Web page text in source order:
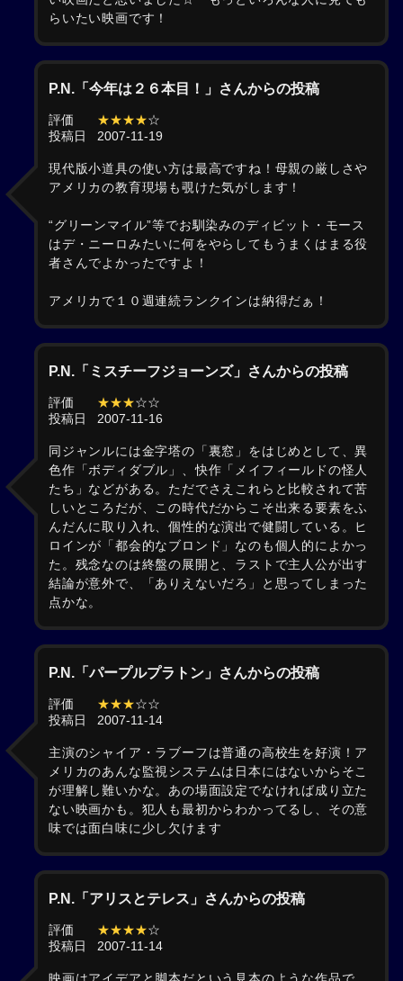
らいたい映画です！
P.N.「今年は２６本目！」さんからの投稿
評価 ★★★★☆
投稿日
2007-11-19
現代版小道具の使い方は最高ですね！母親の厳しさや
アメリカの教育現場も覗けた気がします！
“グリーンマイル”等でお馴染みのディビット・モース
はデ・ニーロみたいに何をやらしてもうまくはまる役
者さんでよかったですよ！
アメリカで１０週連続ランクインは納得だぁ！
P.N.「ミスチーフジョーンズ」さんからの投稿
評価 ★★★☆☆
投稿日
2007-11-16
同ジャンルには金字塔の「裏窓」をはじめとして、異
色作「ボディダブル」、快作「メイフィールドの怪人
たち」などがある。ただでさえこれらと比較されて苦
しいところだが、この時代だからこそ出来る要素をふ
んだんに取り入れ、個性的な演出で健闘している。ヒ
ロインが「都会的なブロンド」なのも個人的によかっ
た。残念なのは終盤の展開と、ラストで主人公が出す
結論が意外で、「ありえないだろ」と思ってしまった
点かな。
P.N.「パープルプラトン」さんからの投稿
評価 ★★★☆☆
投稿日
2007-11-14
主演のシャイア・ラブーフは普通の高校生を好演！ア
メリカのあんな監視システムは日本にはないからそこ
が理解し難いかな。あの場面設定でなければ成り立た
ない映画かも。犯人も最初からわかってるし、その意
味では面白味に少し欠けます
P.N.「アリスとテレス」さんからの投稿
評価 ★★★★☆
投稿日
2007-11-14